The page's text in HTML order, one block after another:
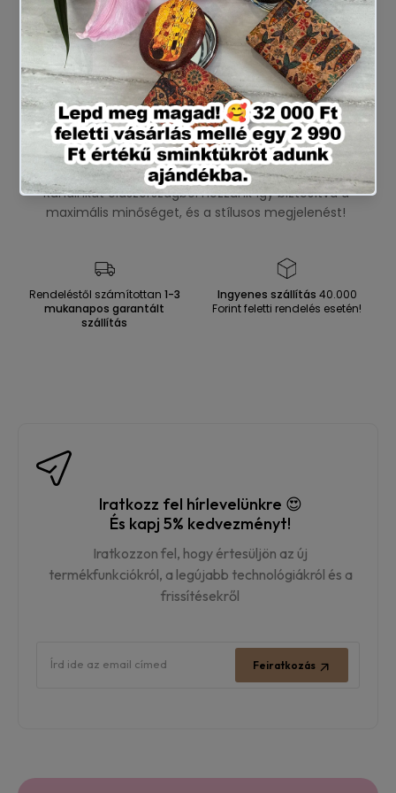
Miért válaszd termékeink?🤔
Ruháinkat olaszországból hozzunk így biztosítva a
maximális minőséget, és a stílusos megjelenést!
Rendeléstől számítottan 1-3
mukanapos garantált
szállítás
Ingyenes szállítás 40.000
Forint feletti rendelés esetén!
Iratkozz fel hírlevelünkre 😍
És kapj 5% kedvezményt!
Iratkozzon fel, hogy értesüljön az új
termékfunkciókról, a legújabb technológiákról és a
frissítésekről
Feiratkozás
Are you 18 years old or older?
No, I'm not Yes, I am